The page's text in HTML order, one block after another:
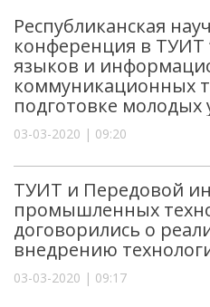
Республиканская
конференция в ТУИТ
языков и
коммуникационных
подготовке молодых
03-03-2020 | 09:20
ТУИТ и Передовой
промышленных
договорились о
внедрению
03-03-2020 | 09:17